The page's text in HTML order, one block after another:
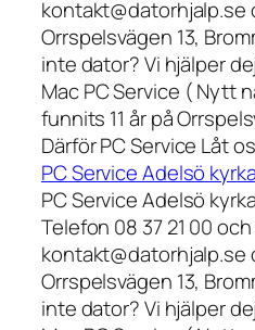
kontakt@datorhjalp.se
Orrspelsvägen 13,
inte dator? Vi hjälper
Mac PC Service ( Nytt
funnits 11 år på
Därför PC Service Låt
PC Service Adelsö
PC Service Adelsö
Telefon 08 37 21 00
kontakt@datorhjalp.se
Orrspelsvägen 13,
inte dator? Vi hjälper